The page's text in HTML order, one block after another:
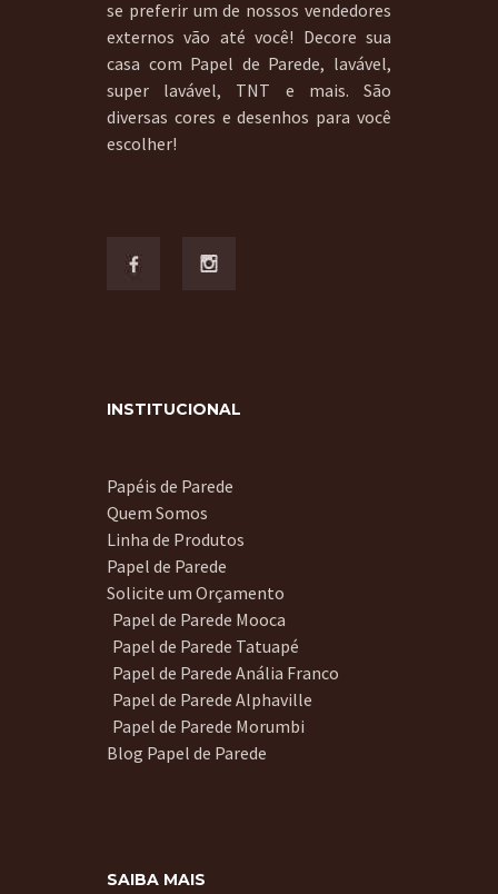
se preferir um de nossos vendedores
externos vão até você! Decore sua
casa com Papel de Parede, lavável,
super lavável, TNT e mais. São
diversas cores e desenhos para você
escolher!
INSTITUCIONAL
Papéis de Parede
Quem Somos
Linha de Produtos
Papel de Parede
Solicite um Orçamento
Papel de Parede Mooca
Papel de Parede Tatuapé
Papel de Parede Anália Franco
Papel de Parede Alphaville
Papel de Parede Morumbi
Blog Papel de Parede
SAIBA MAIS